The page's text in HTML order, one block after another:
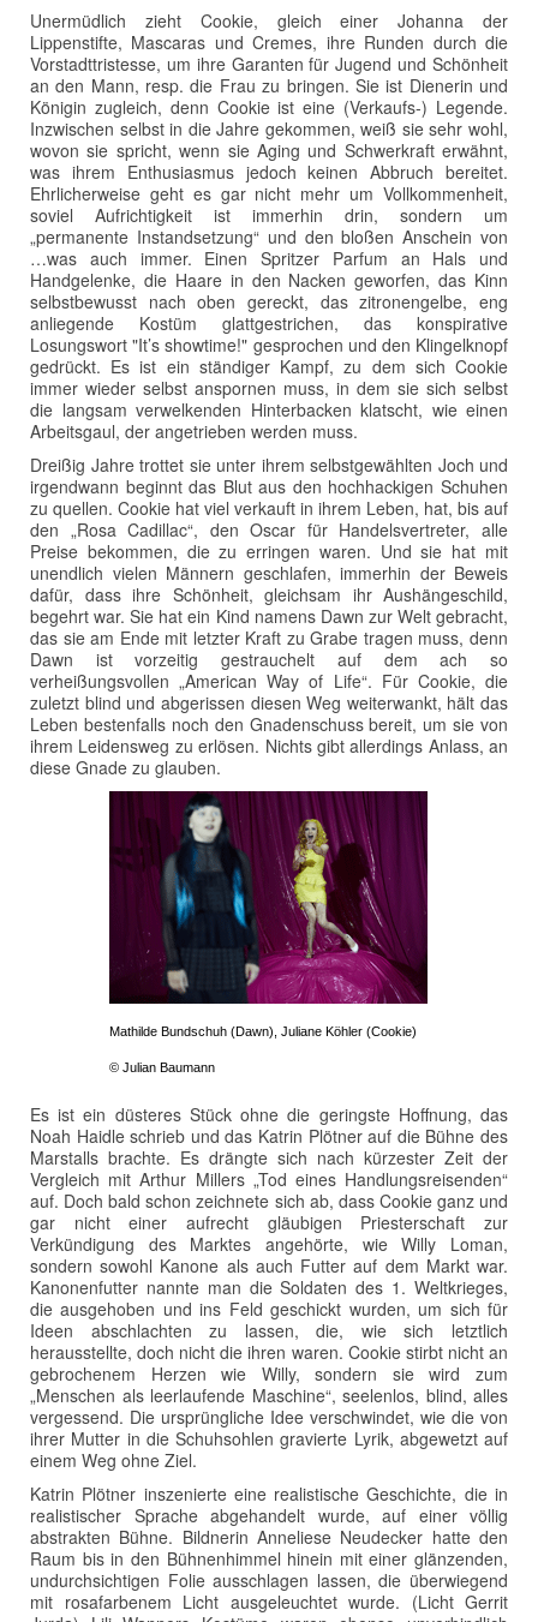
Unermüdlich zieht Cookie, gleich einer Johanna der
Lippenstifte, Mascaras und Cremes, ihre Runden durch die
Vorstadttristesse, um ihre Garanten für Jugend und Schönheit
an den Mann, resp. die Frau zu bringen. Sie ist Dienerin und
Königin zugleich, denn Cookie ist eine (Verkaufs-) Legende.
Inzwischen selbst in die Jahre gekommen, weiß sie sehr wohl,
wovon sie spricht, wenn sie Aging und Schwerkraft erwähnt,
was ihrem Enthusiasmus jedoch keinen Abbruch bereitet.
Ehrlicherweise geht es gar nicht mehr um Vollkommenheit,
soviel Aufrichtigkeit ist immerhin drin, sondern um
„permanente Instandsetzung“ und den bloßen Anschein von
…was auch immer. Einen Spritzer Parfum an Hals und
Handgelenke, die Haare in den Nacken geworfen, das Kinn
selbstbewusst nach oben gereckt, das zitronengelbe, eng
anliegende Kostüm glattgestrichen, das konspirative
Losungswort "It’s showtime!" gesprochen und den Klingelknopf
gedrückt. Es ist ein ständiger Kampf, zu dem sich Cookie
immer wieder selbst anspornen muss, in dem sie sich selbst
die langsam verwelkenden Hinterbacken klatscht, wie einen
Arbeitsgaul, der angetrieben werden muss.
Dreißig Jahre trottet sie unter ihrem selbstgewählten Joch und
irgendwann beginnt das Blut aus den hochhackigen Schuhen
zu quellen. Cookie hat viel verkauft in ihrem Leben, hat, bis auf
den „Rosa Cadillac“, den Oscar für Handelsvertreter, alle
Preise bekommen, die zu erringen waren. Und sie hat mit
unendlich vielen Männern geschlafen, immerhin der Beweis
dafür, dass ihre Schönheit, gleichsam ihr Aushängeschild,
begehrt war. Sie hat ein Kind namens Dawn zur Welt gebracht,
das sie am Ende mit letzter Kraft zu Grabe tragen muss, denn
Dawn ist vorzeitig gestrauchelt auf dem ach so
verheißungsvollen „American Way of Life“. Für Cookie, die
zuletzt blind und abgerissen diesen Weg weiterwankt, hält das
Leben bestenfalls noch den Gnadenschuss bereit, um sie von
ihrem Leidensweg zu erlösen. Nichts gibt allerdings Anlass, an
diese Gnade zu glauben.
Mathilde Bundschuh (Dawn), Juliane Köhler (Cookie)
© Julian Baumann
Es ist ein düsteres Stück ohne die geringste Hoffnung, das
Noah Haidle schrieb und das Katrin Plötner auf die Bühne des
Marstalls brachte. Es drängte sich nach kürzester Zeit der
Vergleich mit Arthur Millers „Tod eines Handlungsreisenden“
auf. Doch bald schon zeichnete sich ab, dass Cookie ganz und
gar nicht einer aufrecht gläubigen Priesterschaft zur
Verkündigung des Marktes angehörte, wie Willy Loman,
sondern sowohl Kanone als auch Futter auf dem Markt war.
Kanonenfutter nannte man die Soldaten des 1. Weltkrieges,
die ausgehoben und ins Feld geschickt wurden, um sich für
Ideen abschlachten zu lassen, die, wie sich letztlich
herausstellte, doch nicht die ihren waren. Cookie stirbt nicht an
gebrochenem Herzen wie Willy, sondern sie wird zum
„Menschen als leerlaufende Maschine“, seelenlos, blind, alles
vergessend. Die ursprüngliche Idee verschwindet, wie die von
ihrer Mutter in die Schuhsohlen gravierte Lyrik, abgewetzt auf
einem Weg ohne Ziel.
Katrin Plötner inszenierte eine realistische Geschichte, die in
realistischer Sprache abgehandelt wurde, auf einer völlig
abstrakten Bühne. Bildnerin Anneliese Neudecker hatte den
Raum bis in den Bühnenhimmel hinein mit einer glänzenden,
undurchsichtigen Folie ausschlagen lassen, die überwiegend
mit rosafarbenem Licht ausgeleuchtet wurde. (Licht Gerrit